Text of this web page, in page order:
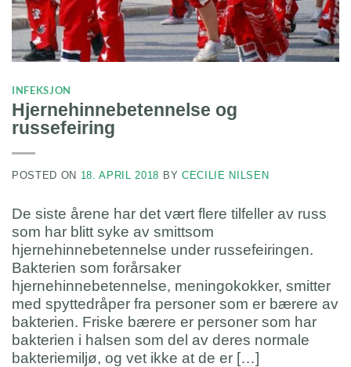
INFEKSJON
Hjernehinnebetennelse og
russefeiring
POSTED ON 18. APRIL 2018 BY CECILIE NILSEN
De siste årene har det vært flere tilfeller av russ
som har blitt syke av smittsom
hjernehinnebetennelse under russefeiringen.
Bakterien som forårsaker
hjernehinnebetennelse, meningokokker, smitter
med spyttedråper fra personer som er bærere av
bakterien. Friske bærere er personer som har
bakterien i halsen som del av deres normale
bakteriemiljø, og vet ikke at de er […]